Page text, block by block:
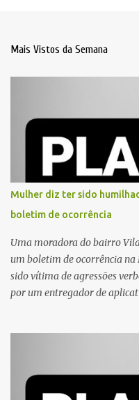
Mais Vistos da Semana
Mulher diz ter sido
boletim de ocorrência
Uma moradora do bairro
um boletim de ocorrência
sido vítima de agressões
por um entregador de
proximidades. Ainda
que, ao receber a entrega,